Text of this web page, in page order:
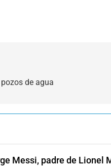
de agua
Messi, padre de Lionel